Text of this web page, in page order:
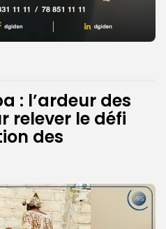
: l’ardeur des
relever le défi
des